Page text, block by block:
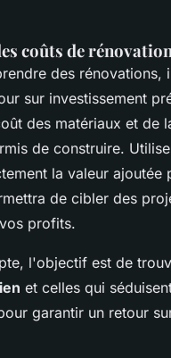
coûts de
des
sur investissement
des matériaux et
de construire.
la valeur ajoutée
de cibler des
profits.
l'objectif est de
et celles qui
garantir un retour